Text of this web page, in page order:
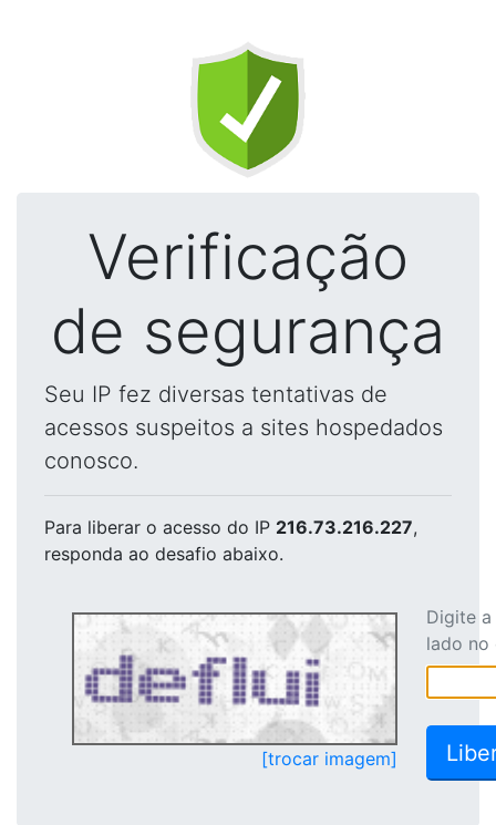
Verificação
de segurança
Seu IP fez diversas tentativas de
acessos suspeitos a sites hospedados
conosco.
Para liberar o acesso do IP 216.73.216.227,
responda ao desafio abaixo.
[trocar imagem]
Digite
lado no